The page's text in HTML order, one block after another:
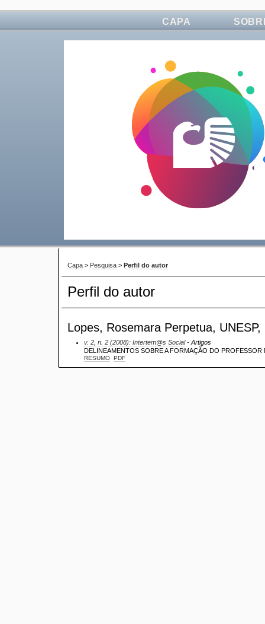
CAPA
Capa > Pesquisa > Perfil do autor
Perfil do autor
Lopes, Rosemara Perpetua, UNESP,
v. 2, n. 2 (2008): Intertem@s Social- Artigos
DELINEAMENTOS SOBRE A FORMAÇÃO DO PROFESSOR
RESUMO PDF